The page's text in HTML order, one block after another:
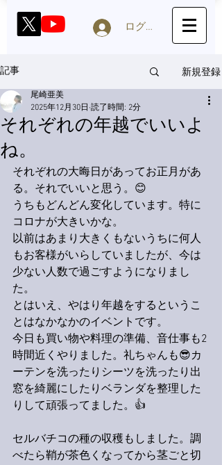
ログイン
記事 新規登録
それぞれの年越でいいよ
ね。
尾崎亜美
2025年12月30日 読了時間: 2分
それぞれの大晦日があってお正月があ
る。それでいいと思う。😊
うちもどんどん変化しています。特に
コロナが大きいかな。
以前はあまり大きくもないうちに何人
もお客様がいらしていましたが、今は
少ない人数で過ごすようになりまし
た。
とはいえ、やはり年越をするというこ
とはなかなかのイベントです。
今日も買い物や料理の準備、音仕事も2
時間近くやりました。礼ちゃんも😎カ
ーテンを洗ったりシーツを洗ったり出
窓を綺麗にしたりベランダを整理した
りして頑張ってました。👍
セルバチコの種の収穫もしました。調
べたら鞘が茶色くなってから茎ごと切